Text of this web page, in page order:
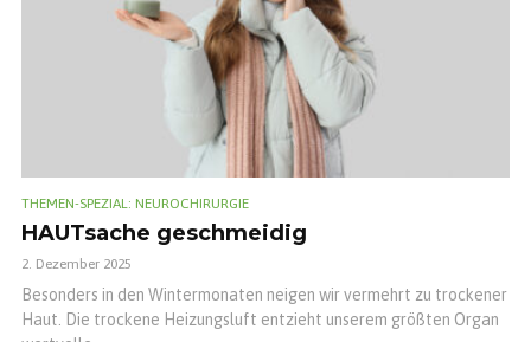
THEMEN-SPEZIAL: NEUROCHIRURGIE
HAUTsache geschmeidig
2. Dezember 2025
Besonders in den Wintermonaten neigen wir vermehrt zu trockener
Haut. Die trockene Heizungsluft entzieht unserem größten Organ